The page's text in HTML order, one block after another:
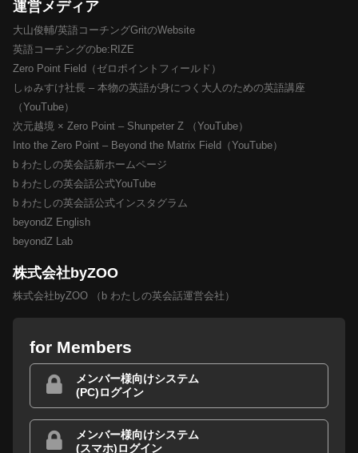
運営メディア
大山俊輔/英語コーチングGritのWebsite
英語コーチングのbe:RIZE
Zero Point Field（ゼロポイントフィールド）
しゅみすけ社長 – 本物の英語が身につく大人のための英語講座
（YouTube）
次元越境 × Zero Point – Shunpeter Z （YouTube）
Into the Zero Point – Beyond the Matrix Field（YouTube）
b わたしの英会話新ホームページ
b わたしの英会話公式YouTube
b わたしの英会話公式インスタグラム
beyondZ English
beyondZ Lab
株式会社byZOO
株式会社byZOO （b わたしの英会話運営会社）
for Members
メンバー様向けシステム
(PC)ログイン
メンバー様向けシステム
(スマホ)ログイン